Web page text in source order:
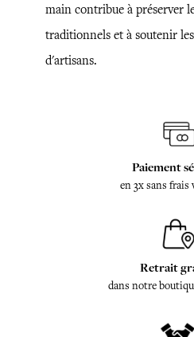
main contribue à préserver
traditionnels et à soutenir
d'artisans.
Paiement
en 3x sans frais
Retrait
dans notre